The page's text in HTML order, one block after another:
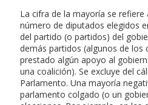
La cifra de la mayoría se refiere
número de diputados elegidos
del partido (o partidos) del
demás partidos (algunos de los
prestado algún apoyo al
una coalición). Se excluye del
Parlamento. Una mayoría
parlamento colgado (o un